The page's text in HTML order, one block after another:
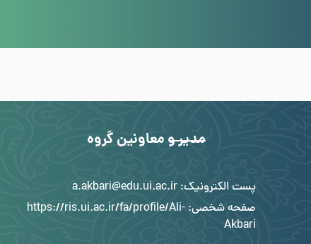
مدیر و معاونین گروه
پست الکترونیک: a.akbari@edu.ui.ac.ir
صفحه شخصی:https://ris.ui.ac.ir/fa/profile/Ali-
Akbari